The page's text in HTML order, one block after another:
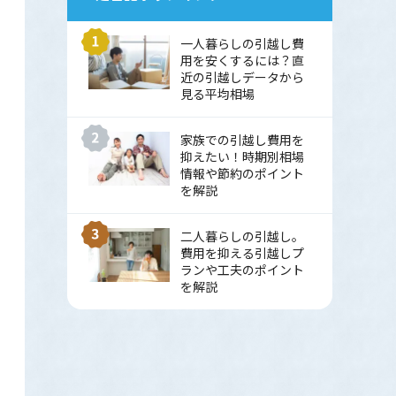
一人暮らしの引越し費
用を安くするには？直
近の引越しデータから
見る平均相場
家族での引越し費用を
抑えたい！時期別相場
情報や節約のポイント
を解説
二人暮らしの引越し。
費用を抑える引越しプ
ランや工夫のポイント
を解説